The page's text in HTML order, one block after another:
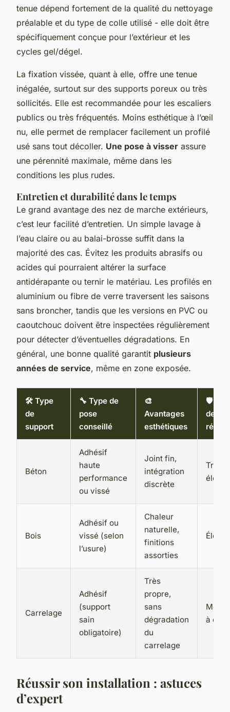
tenue dépend fortement de la qualité du nettoyage
préalable et du type de colle utilisé - elle doit être
spécifiquement conçue pour l’extérieur et les
cycles gel/dégel.
La fixation vissée, quant à elle, offre une tenue
inégalée, surtout sur des supports poreux ou très
sollicités. Elle est recommandée pour les escaliers
publics ou très fréquentés. Moins esthétique à l’œil
nu, elle permet de remplacer facilement un profilé
usé sans tout décoller. Une pose à visser assure
une pérennité maximale, même dans les
conditions les plus rudes.
Entretien et durabilité dans le temps
Le grand avantage des nez de marche extérieurs,
c’est leur facilité d’entretien. Un simple lavage à
l’eau claire ou au balai-brosse suffit dans la
majorité des cas. Évitez les produits abrasifs ou
acides qui pourraient altérer la surface
antidérapante ou ternir le matériau. Les profilés en
aluminium ou fibre de verre traversent les saisons
sans broncher, tandis que les versions en PVC ou
caoutchouc doivent être inspectées régulièrement
pour détecter d’éventuelles dégradations. En
général, une bonne qualité garantit plusieurs
années de service, même en zone exposée.
🛠️ Type
de
support
🔧 Type de
pose
conseillé
🎨
Avantages
esthétiques
🛡️
de
Béton
Adhésif
haute
performance
ou vissé
Joint fin,
intégration
discrète
Très
Bois
Adhésif ou
vissé (selon
l’usure)
Chaleur
naturelle,
finitions
assorties
Carrelage
Adhésif
(support
sain
obligatoire)
Très
propre,
sans
dégradation
du
carrelage
à
Réussir son installation : astuces
d’expert